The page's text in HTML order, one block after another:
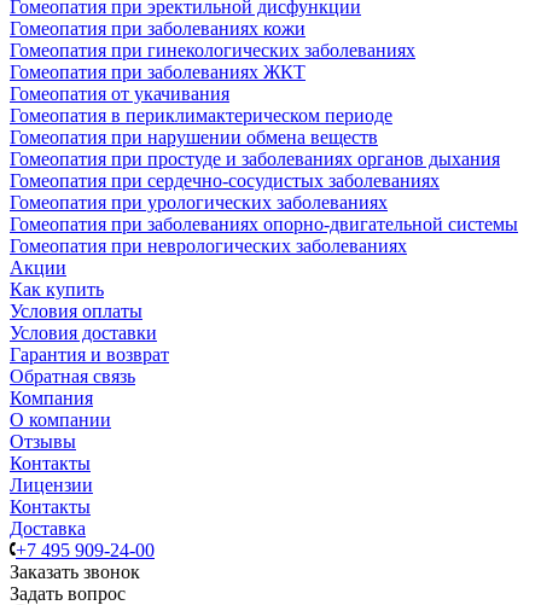
Гомеопатия при эректильной дисфункции
Гомеопатия при заболеваниях кожи
Гомеопатия при гинекологических заболеваниях
Гомеопатия при заболеваниях ЖКТ
Гомеопатия от укачивания
Гомеопатия в периклимактерическом периоде
Гомеопатия при нарушении обмена веществ
Гомеопатия при простуде и заболеваниях органов дыхания
Гомеопатия при сердечно-сосудистых заболеваниях
Гомеопатия при урологических заболеваниях
Гомеопатия при заболеваниях опорно-двигательной системы
Гомеопатия при неврологических заболеваниях
Акции
Как купить
Условия оплаты
Условия доставки
Гарантия и возврат
Обратная связь
Компания
О компании
Отзывы
Контакты
Лицензии
Контакты
Доставка
+7 495 909-24-00
Заказать звонок
Задать вопрос